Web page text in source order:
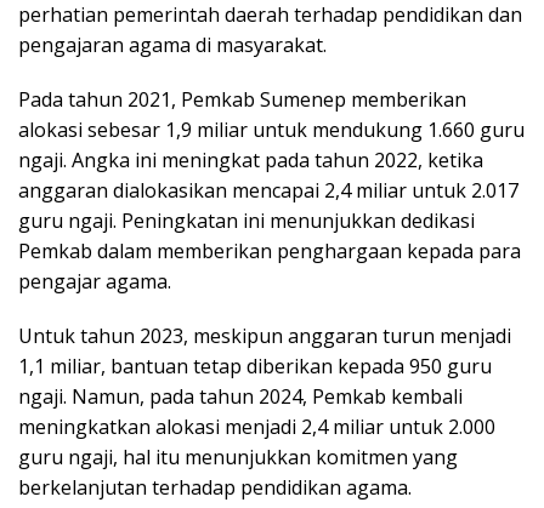
perhatian pemerintah daerah terhadap pendidikan dan
pengajaran agama di masyarakat.
Pada tahun 2021, Pemkab Sumenep memberikan
alokasi sebesar 1,9 miliar untuk mendukung 1.660 guru
ngaji. Angka ini meningkat pada tahun 2022, ketika
anggaran dialokasikan mencapai 2,4 miliar untuk 2.017
guru ngaji. Peningkatan ini menunjukkan dedikasi
Pemkab dalam memberikan penghargaan kepada para
pengajar agama.
Untuk tahun 2023, meskipun anggaran turun menjadi
1,1 miliar, bantuan tetap diberikan kepada 950 guru
ngaji. Namun, pada tahun 2024, Pemkab kembali
meningkatkan alokasi menjadi 2,4 miliar untuk 2.000
guru ngaji, hal itu menunjukkan komitmen yang
berkelanjutan terhadap pendidikan agama.